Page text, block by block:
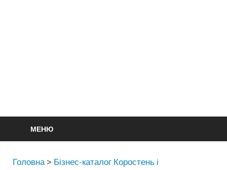
МЕНЮ
Головна > Бізнес-каталог Коростень і